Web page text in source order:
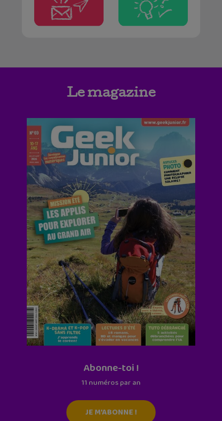
Le magazine
Abonne-toi !
11 numéros par an
JE M'ABONNE !